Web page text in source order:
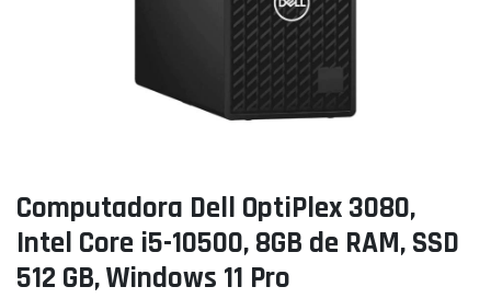
Computadora Dell OptiPlex 3080,
Intel Core i5-10500, 8GB de RAM, SSD
512 GB, Windows 11 Pro